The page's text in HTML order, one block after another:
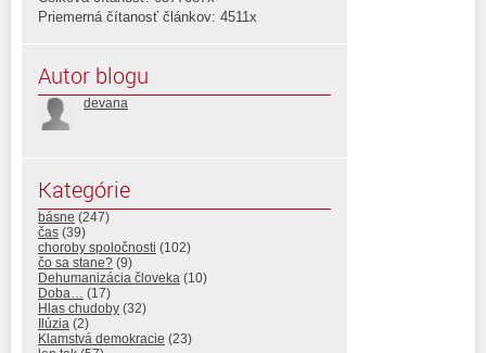
Priemerná čítanosť článkov: 4511x
Autor blogu
devana
Kategórie
básne (247)
čas (39)
choroby spoločnosti (102)
čo sa stane? (9)
Dehumanizácia človeka (10)
Doba…
(17)
Hlas chudoby (32)
Ilúzia (2)
Klamstvá demokracie (23)